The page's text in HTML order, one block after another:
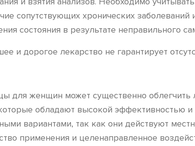
сопутствующих хронических заболеваний
состояния в результате неправильного
и дорогое лекарство не гарантирует
для женщин может существенно облегчить
обладают высокой эффективностью
вариантами, так как они действуют
применения и целенаправленное